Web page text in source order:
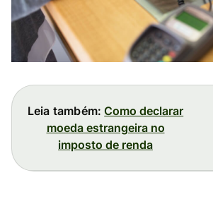
Leia também: Como declarar
moeda estrangeira no
imposto de renda